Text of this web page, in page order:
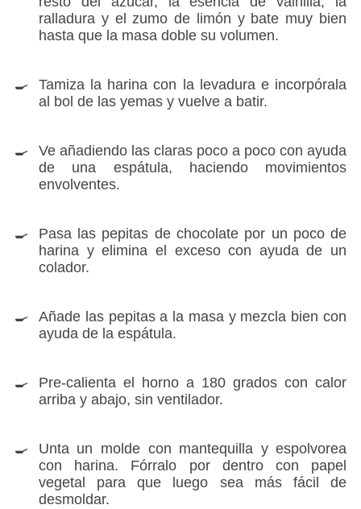
ralladura y el zumo de limón y bate muy bien
hasta que la masa doble su volumen.
Tamiza la harina con la levadura e incorpórala
al bol de las yemas y vuelve a batir.
Ve añadiendo las claras poco a poco con ayuda
de una espátula, haciendo movimientos
envolventes.
Pasa las pepitas de chocolate por un poco de
harina y elimina el exceso con ayuda de un
colador.
Añade las pepitas a la masa y mezcla bien con
ayuda de la espátula.
Pre-calienta el horno a 180 grados con calor
arriba y abajo, sin ventilador.
Unta un molde con mantequilla y espolvorea
con harina. Fórralo por dentro con papel
vegetal para que luego sea más fácil de
desmoldar.